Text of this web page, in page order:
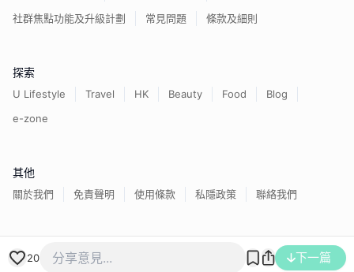
20 下一篇
社群焦點功能及升級計劃
常見問題 條款及細則
探索
U Lifestyle Travel HK Beauty Food
Blog
e-zone
其他
關於我們 免責聲明 使用條款 私隱政策 聯絡我們
香港經濟日報版權所有©